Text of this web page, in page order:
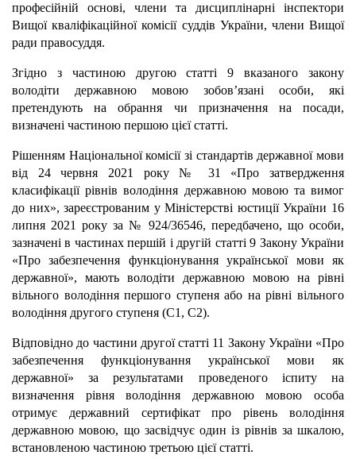
професійній основі, члени та дисциплінарні інспектори
Вищої кваліфікаційної комісії суддів України, члени Вищої
ради правосуддя.
Згідно з частиною другою статті 9 вказаного закону
володіти державною мовою зобов’язані особи, які
претендують на обрання чи призначення на посади,
визначені частиною першою цієї статті.
Рішенням Національної комісії зі стандартів державної мови
від 24 червня 2021 року № 31 «Про затвердження
класифікації рівнів володіння державною мовою та вимог
до них», зареєстрованим у Міністерстві юстиції України 16
липня 2021 року за № 924/36546, передбачено, що особи,
зазначені в частинах першій і другій статті 9 Закону України
«Про забезпечення функціонування української мови як
державної», мають володіти державною мовою на рівні
вільного володіння першого ступеня або на рівні вільного
володіння другого ступеня (С1, С2).
Відповідно до частини другої статті 11 Закону України «Про
забезпечення функціонування української мови як
державної» за результатами проведеного іспиту на
визначення рівня володіння державною мовою особа
отримує державний сертифікат про рівень володіння
державною мовою, що засвідчує один із рівнів за шкалою,
встановленою частиною третьою цієї статті.